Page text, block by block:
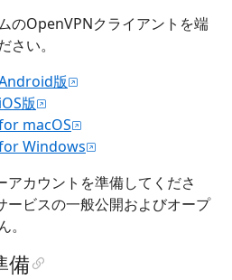
のOpenVPNクライアントを端
い。
版
版
macOS
Windows
アカウントを準備してくださ
ービスの一般公開およびオープ
備